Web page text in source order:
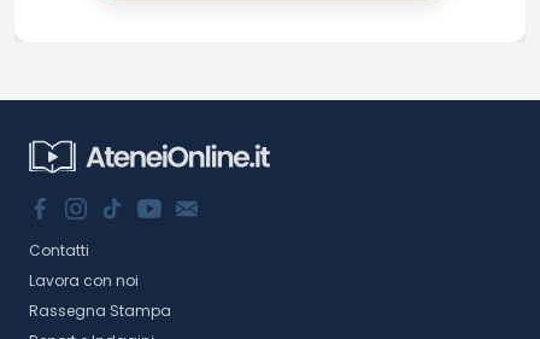
Contatti
Lavora con noi
Rassegna Stampa